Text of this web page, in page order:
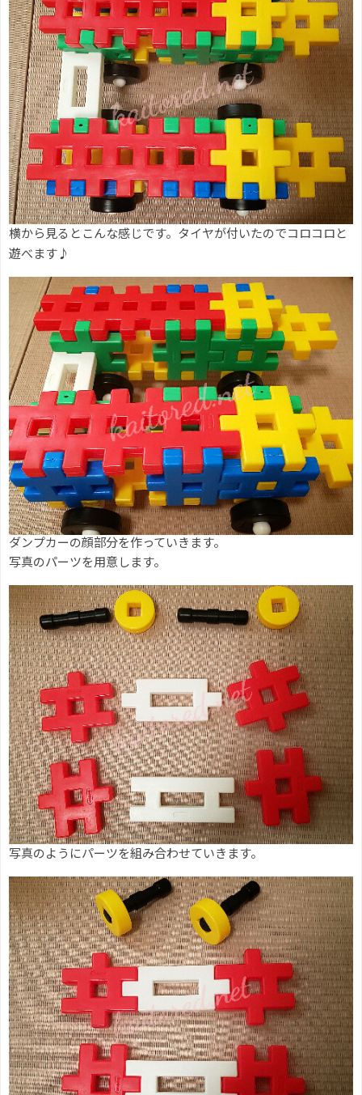
横から見るとこんな感じです。タイヤが付いたのでコロコロと
遊べます♪
ダンプカーの顔部分を作っていきます。
写真のパーツを用意します。
写真のようにパーツを組み合わせていきます。